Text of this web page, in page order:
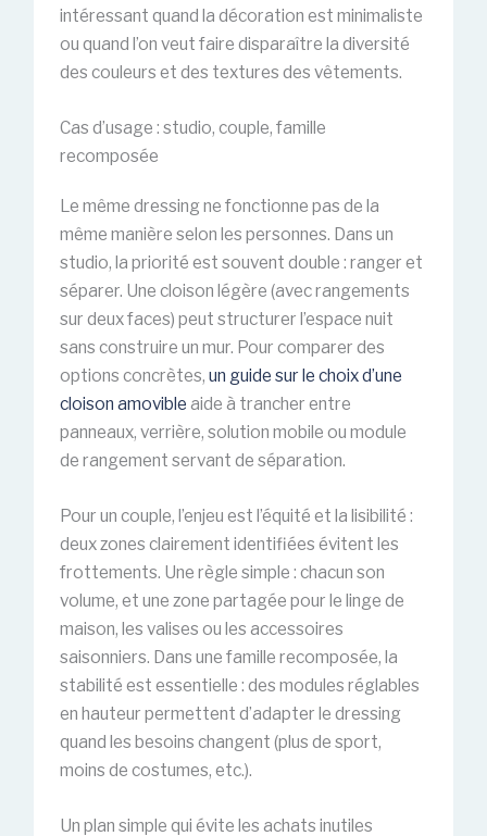
intéressant quand la décoration est minimaliste
ou quand l’on veut faire disparaître la diversité
des couleurs et des textures des vêtements.
Cas d’usage : studio, couple, famille
recomposée
Le même dressing ne fonctionne pas de la
même manière selon les personnes. Dans un
studio, la priorité est souvent double : ranger et
séparer. Une cloison légère (avec rangements
sur deux faces) peut structurer l’espace nuit
sans construire un mur. Pour comparer des
options concrètes, un guide sur le choix d’une
cloison amovible aide à trancher entre
panneaux, verrière, solution mobile ou module
de rangement servant de séparation.
Pour un couple, l’enjeu est l’équité et la lisibilité :
deux zones clairement identifiées évitent les
frottements. Une règle simple : chacun son
volume, et une zone partagée pour le linge de
maison, les valises ou les accessoires
saisonniers. Dans une famille recomposée, la
stabilité est essentielle : des modules réglables
en hauteur permettent d’adapter le dressing
quand les besoins changent (plus de sport,
moins de costumes, etc.).
Un plan simple qui évite les achats inutiles